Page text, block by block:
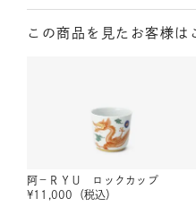
この商品を見たお客様は
阿－ＲＹＵ ロックカップ
¥11,000 （税込）